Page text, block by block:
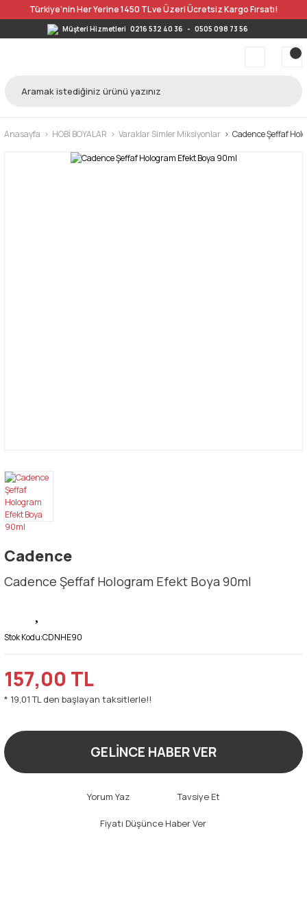
Türkiye’nin Her Yerine 1450 TL ve Üzeri Ücretsiz Kargo Fırsatı!
Müşteri Hizmetleri 0216 532 40 36 - 0505 098 73 56
Anasayfa HOBİ BOYALAR Varaklar Simler Miksiyonlar Cadence Şeffaf
Cadence
Cadence Şeffaf Hologram Efekt Boya 90ml
Stok Kodu:CDNHE90
157,00 TL
* 19,01 TL den başlayan taksitlerle!!
GELİNCE HABER VER
Yorum Yaz Tavsiye Et
Fiyatı Düşünce Haber Ver